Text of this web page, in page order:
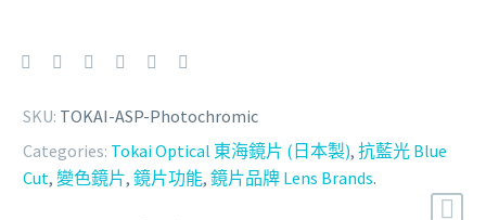
SKU: TOKAI-ASP-Photochromic
Categories: Tokai Optical 東海鏡片 (日本製), 抗藍光 Blue
Cut, 變色鏡片, 鏡片功能, 鏡片品牌 Lens Brands.